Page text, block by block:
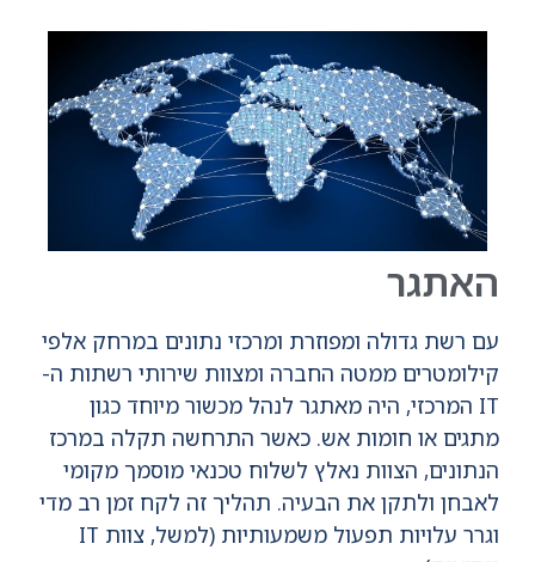
האתגר
עם רשת גדולה ומפוזרת ומרכזי נתונים במרחק אלפי
קילומטרים ממטה החברה ומצוות שירותי רשתות ה-
IT המרכזי, היה מאתגר לנהל מכשור מיוחד כגון
מתגים או חומות אש. כאשר התרחשה תקלה במרכז
הנתונים, הצוות נאלץ לשלוח טכנאי מוסמך מקומי
לאבחן ולתקן את הבעיה. תהליך זה לקח זמן רב מדי
וגרר עלויות תפעול משמעותיות (למשל, צוות IT